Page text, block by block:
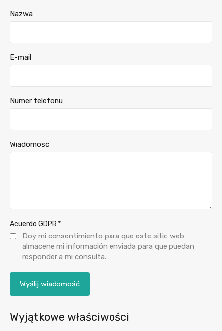
Nazwa
E-mail
Numer telefonu
Wiadomość
Acuerdo GDPR *
Doy mi consentimiento para que este sitio web
almacene mi información enviada para que puedan
responder a mi consulta.
Wyjątkowe właściwości